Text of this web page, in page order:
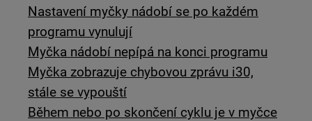
Nastavení myčky nádobí se po každém
programu vynulují
Myčka nádobí nepípá na konci programu
Myčka zobrazuje chybovou zprávu i30,
stále se vypouští
Během nebo po skončení cyklu je v myčce